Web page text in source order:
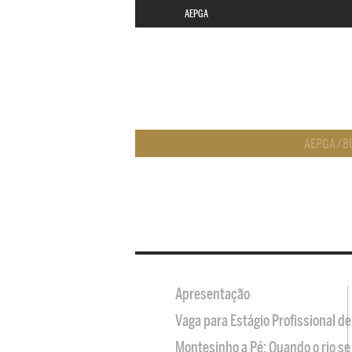
AEPGA
AEPGA/
Apresentação
Vaga para Estágio Profissional
Montesinho a Pé: Quando o rio